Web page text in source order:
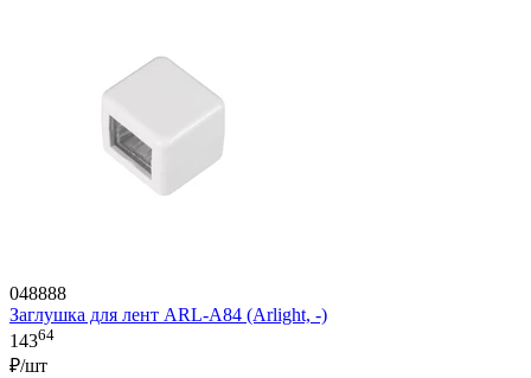
048888
Заглушка для лент ARL-A84 (Arlight, -)
14364
₽/шт